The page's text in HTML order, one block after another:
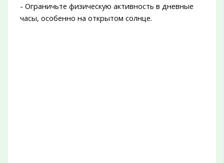
- Ограничьте физическую активность в дневные
часы, особенно на открытом солнце.